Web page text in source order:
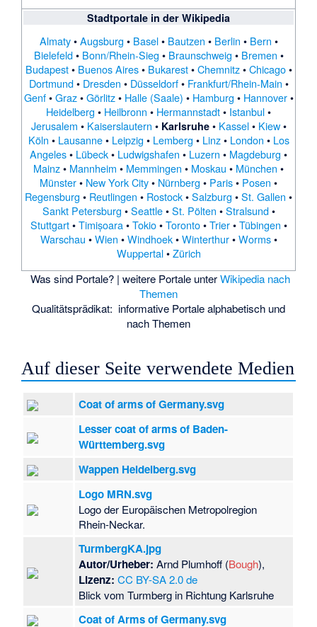
Stadtportale in der Wikipedia
Almaty•Augsburg • Basel• Bautzen • Berlin • Bern •
Bielefeld• Bonn/Rhein-Sieg • Braunschweig • Bremen •
Budapest• Buenos Aires• Bukarest•Chemnitz•Chicago•
Dortmund• Dresden • Düsseldorf• Frankfurt/Rhein-Main •
Genf•Graz•Görlitz• Halle (Saale) • Hamburg • Hannover•
Heidelberg • Heilbronn • Hermannstadt• Istanbul•
Jerusalem • Kaiserslautern • Karlsruhe• Kassel• Kiew•
Köln • Lausanne• Leipzig • Lemberg • Linz• London • Los
Angeles• Lübeck• Ludwigshafen • Luzern • Magdeburg •
Mainz• Mannheim • Memmingen • Moskau • München •
Münster• New York City• Nürnberg • Paris• Posen •
Regensburg • Reutlingen • Rostock•Salzburg •St. Gallen •
Sankt Petersburg •Seattle•St. Pölten •Stralsund•
Stuttgart•Timișoara•Tokio•Toronto•Trier•Tübingen •
Warschau •Wien •Windhoek•Winterthur•Worms•
Wuppertal•Zürich
Was sind Portale?| weitere Portale unterWikipedia nach
Themen
Qualitätsprädikat: informative Portalealphabetisch und
nach Themen
Auf dieser Seite verwendete Medien
Coat of arms of Germany.svg
Lesser coat of arms of Baden-
Württemberg.svg
Wappen Heidelberg.svg
Logo MRN.svg
Logo der Europäischen Metropolregion
Rhein-Neckar.
TurmbergKA.jpg
Autor/Urheber: Arnd Plumhoff (Bough),
Lizenz: CC BY-SA 2.0 de
Blick vom Turmberg in Richtung Karlsruhe
Coat of Arms of Germany.svg